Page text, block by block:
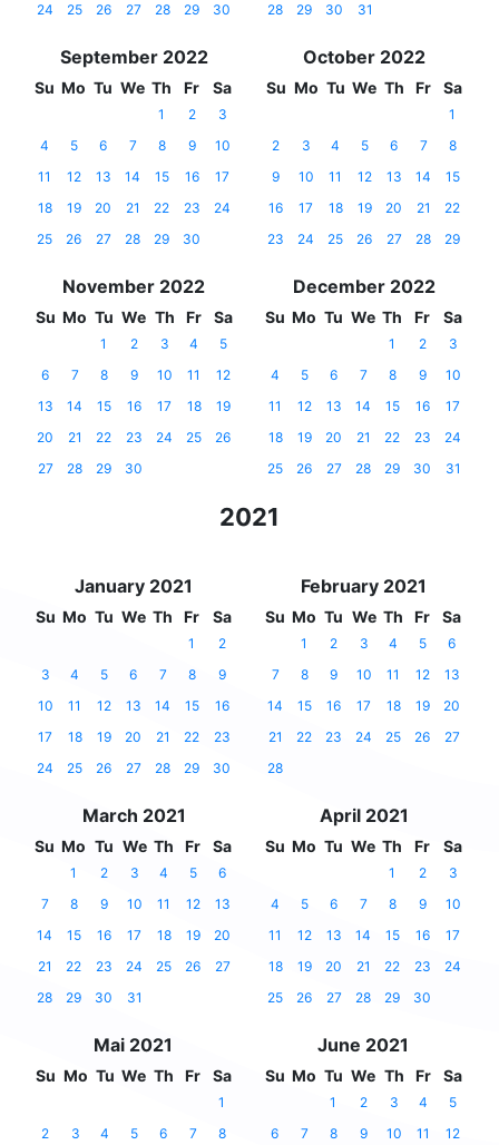
24
25 26 27 28 29 30
28
29 30 31
September 2022
Su Mo Tu We Th Fr Sa
1 2
3
4
5 6 7 8 9
10
11
12 13 14 15 16
17
18
19 20 21 22 23
24
25
26 27 28 29 30
October 2022
Su Mo Tu We Th Fr Sa
1
2
3 4 5 6 7
8
9
10 11 12 13 14
15
16
17 18 19 20 21
22
23
24 25 26 27 28 29
November 2022
Su Mo Tu We Th Fr Sa
1 2 3 4
5
6
7 8 9 10 11
12
13
14 15 16 17 18
19
20
21 22 23 24 25
26
27
28 29 30
December 2022
Su Mo Tu We Th Fr Sa
1 2
3
4
5 6 7 8 9
10
11
12 13 14 15 16
17
18
19 20 21 22 23
24
25
26 27 28 29 30 31
2021
January 2021
Su Mo Tu We Th Fr Sa
1
2
3
4 5 6 7 8
9
10
11 12 13 14 15
16
17
18 19 20 21 22
23
24
25 26 27 28 29 30
February 2021
Su Mo Tu We Th Fr Sa
1 2 3 4 5
6
7
8 9 10 11 12
13
14
15 16 17 18 19
20
21
22 23 24 25 26
27
28
March 2021
Su Mo Tu We Th Fr Sa
1 2 3 4 5
6
7
8 9 10 11 12
13
14
15 16 17 18 19
20
21
22 23 24 25 26
27
28
29 30 31
April 2021
Su Mo Tu We Th Fr Sa
1 2
3
4
5 6 7 8 9
10
11
12 13 14 15 16
17
18
19 20 21 22 23
24
25
26 27 28 29 30
Mai 2021
Su Mo Tu We Th Fr Sa
1
2
3 4 5 6 7 8
June 2021
Su Mo Tu We Th Fr Sa
1 2 3 4
5
6
7 8 9 10 11 12